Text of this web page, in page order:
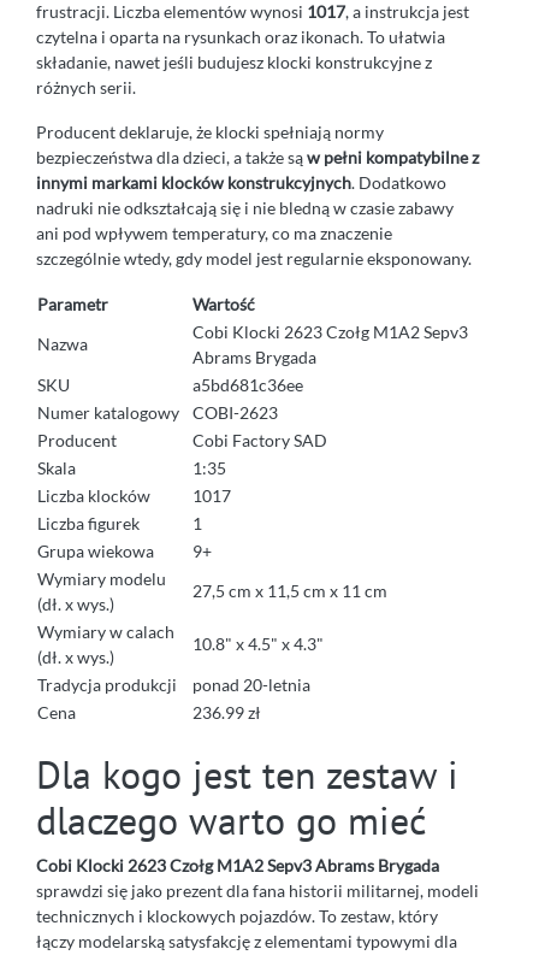
frustracji. Liczba elementów wynosi 1017, a instrukcja jest
czytelna i oparta na rysunkach oraz ikonach. To ułatwia
składanie, nawet jeśli budujesz klocki konstrukcyjne z
różnych serii.
Producent deklaruje, że klocki spełniają normy
bezpieczeństwa dla dzieci, a także sąw pełni kompatybilne z
innymi markami klocków konstrukcyjnych. Dodatkowo
nadruki nie odkształcają się i nie bledną w czasie zabawy
ani pod wpływem temperatury, co ma znaczenie
szczególnie wtedy, gdy model jest regularnie eksponowany.
Parametr
Wartość
Nazwa
Cobi Klocki 2623 Czołg M1A2 Sepv3
Abrams Brygada
SKU
a5bd681c36ee
Numer katalogowy
COBI-2623
Producent
Cobi Factory SAD
Skala
1:35
Liczba klocków
1017
Liczba figurek
1
Grupa wiekowa
9+
Wymiary modelu
(dł. x wys.)
27,5 cm x 11,5 cm x 11 cm
Wymiary w calach
(dł. x wys.)
10.8" x 4.5" x 4.3"
Tradycja produkcji
ponad 20-letnia
Cena
236.99 zł
Dla kogo jest ten zestaw i
dlaczego warto go mieć
Cobi Klocki 2623 Czołg M1A2 Sepv3 Abrams Brygada
sprawdzi się jako prezent dla fana historii militarnej, modeli
technicznych i klockowych pojazdów. To zestaw, który
łączy modelarską satysfakcję z elementami typowymi dla